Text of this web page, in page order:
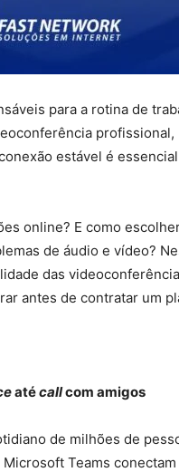
para a rotina de
profissional,
estável é
online? E como
de áudio e vídeo?
das
antes de contratar um
atécallcom amigos
de milhões de
Teams